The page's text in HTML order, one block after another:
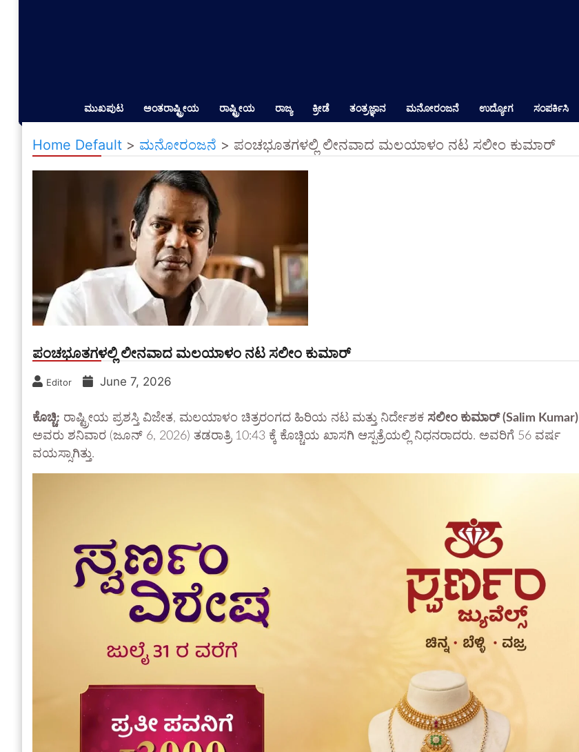
ಮುಖಪುಟ ಅಂತರಾಷ್ಟ್ರೀಯ ರಾಷ್ಟ್ರೀಯ ರಾಜ್ಯ ಕ್ರೀಡೆ ತಂತ್ರಜ್ಞಾನ ಮನೋರಂಜನೆ ಉದ್ಯೋಗ ಸಂಪರ್ಕಿಸಿ
Home Default > ಮನೋರಂಜನೆ > ಪಂಚಭೂತಗಳಲ್ಲಿ ಲೀನವಾದ ಮಲಯಾಳಂ ನಟ ಸಲೀಂ ಕುಮಾರ್
ಪಂಚಭೂತಗಳಲ್ಲಿ ಲೀನವಾದ ಮಲಯಾಳಂ ನಟ ಸಲೀಂ ಕುಮಾರ್
Editor June 7, 2026
ಕೊಚ್ಚಿ: ರಾಷ್ಟ್ರೀಯ ಪ್ರಶಸ್ತಿ ವಿಜೇತ, ಮಲಯಾಳಂ ಚಿತ್ರರಂಗದ ಹಿರಿಯ ನಟ ಮತ್ತು ನಿರ್ದೇಶಕ ಸಲೀಂ ಕುಮಾರ್ (Salim Kumar)
ಅವರು ಶನಿವಾರ (ಜೂನ್ 6, 2026) ತಡರಾತ್ರಿ 10:43 ಕ್ಕೆ ಕೊಚ್ಚಿಯ ಖಾಸಗಿ ಆಸ್ಪತ್ರೆಯಲ್ಲಿ ನಿಧನರಾದರು. ಅವರಿಗೆ 56 ವರ್ಷ
ವಯಸ್ಸಾಗಿತ್ತು.